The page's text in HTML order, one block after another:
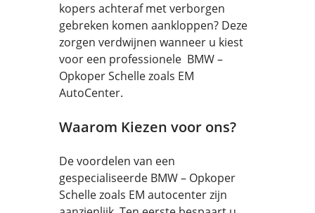
kopers achteraf met verborgen
gebreken komen aankloppen? Deze
zorgen verdwijnen wanneer u kiest
voor een professionele BMW –
Opkoper Schelle zoals EM
AutoCenter.
Waarom Kiezen voor ons?
De voordelen van een
gespecialiseerde BMW – Opkoper
Schelle zoals EM autocenter zijn